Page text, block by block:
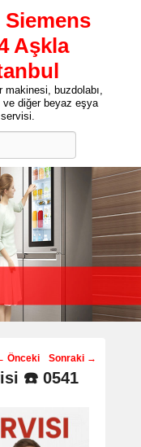
Aşkla
makinesi, buzdolabı,
diğer beyaz eşya
Önceki Sonraki →
☎️ 0541